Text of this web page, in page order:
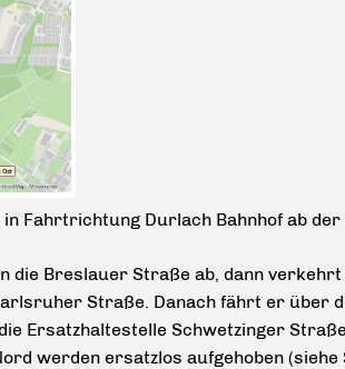
Fahrtrichtung Durlach Bahnhof ab
die Breslauer Straße ab, dann
Straße. Danach fährt er über
Ersatzhaltestelle Schwetzinger
werden ersatzlos aufgehoben